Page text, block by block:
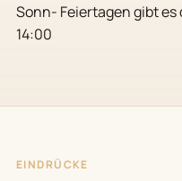
Sonn- Feiertagen gibt es
14:00
EINDRÜCKE